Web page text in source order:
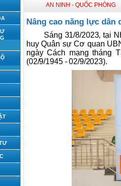
AN NINH - QUỐC PHÒNG
Nâng cao năng lực dân
Sáng 31/8/2023, tại
huy Quân sự Cơ quan
ngày Cách mạng tháng
(02/9/1945 - 02/9/2023).